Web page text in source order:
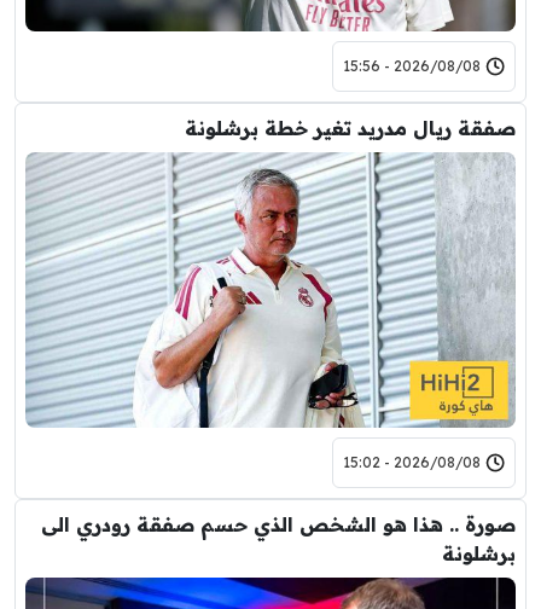
2026/08/08 - 15:56
صفقة ريال مدريد تغير خطة برشلونة
2026/08/08 - 15:02
صورة .. هذا هو الشخص الذي حسم صفقة رودري الى
برشلونة